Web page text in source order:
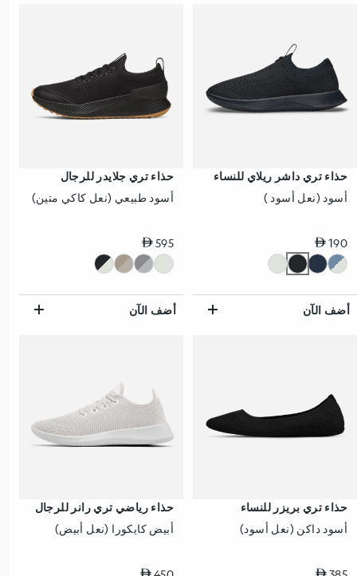
حذاء تري داشر ريلاي للنساء
أسود (نعل أسود )
سعر عادي
190
أضف الآن
حذاء تري جلايدر للرجال
أسود طبيعي (نعل كاكي متين)
سعر عادي
595
أضف الآن
حذاء تري بريزر للنساء
أسود داكن (نعل أسود)
سعر عادي
حذاء رياضي تري رانر للرجال
أبيض كايكورا (نعل أبيض)
سعر عادي